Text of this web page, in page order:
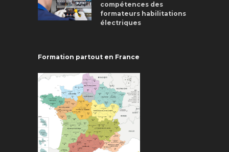
compétences des
formateurs habilitations
électriques
Formation partout en France